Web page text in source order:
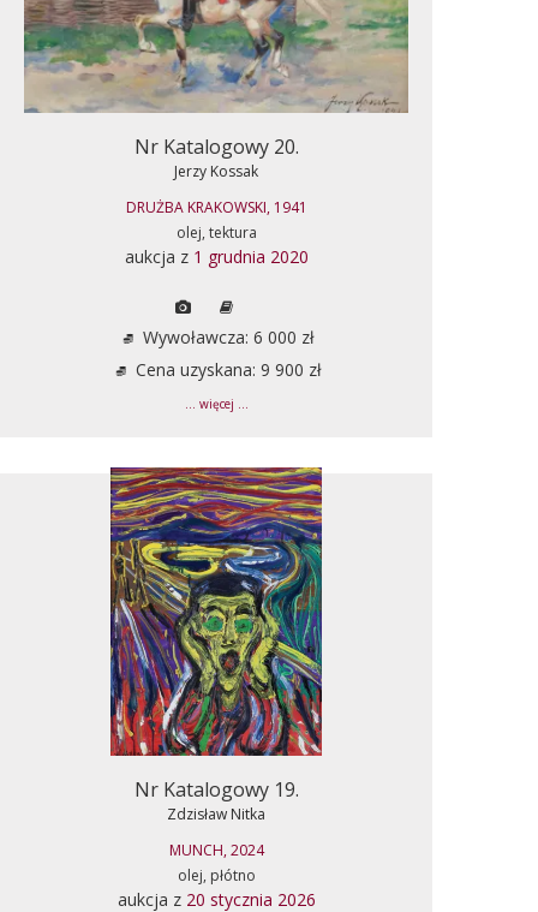
Nr Katalogowy 20.
Jerzy Kossak
DRUŻBA KRAKOWSKI, 1941
olej, tektura
aukcja z 1 grudnia 2020
Wywoławcza: 6 000 zł
Cena uzyskana: 9 900 zł
... więcej ...
Nr Katalogowy 19.
Zdzisław Nitka
MUNCH, 2024
olej, płótno
aukcja z 20 stycznia 2026